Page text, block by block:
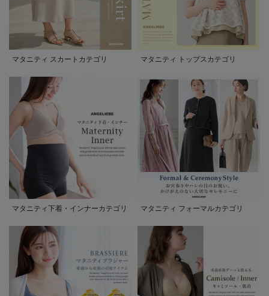
マタニティ スカートカテゴリ マタニティ トップスカテゴリ
マタニティ下着・インナーカテゴリ マタニティ フォーマルカテゴリ